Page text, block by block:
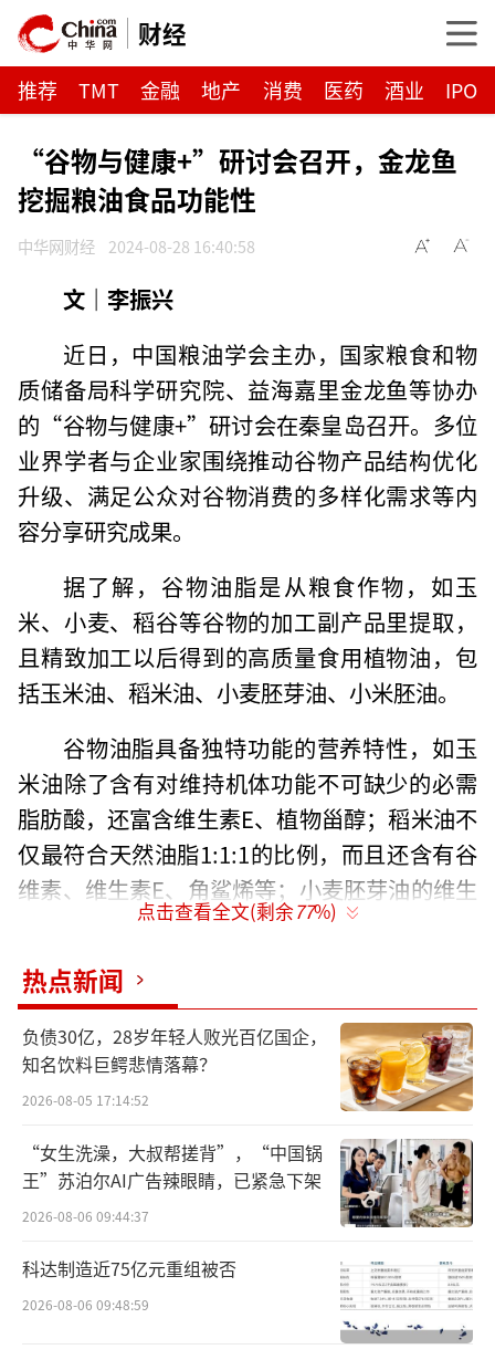
财经
推荐 TMT 金融 地产 消费 医药 酒业 IPO
“谷物与健康+”研讨会召开，金龙鱼
挖掘粮油食品功能性
中华网财经 2024-08-28 16:40:58
文｜李振兴
近日，中国粮油学会主办，国家粮食和物
质储备局科学研究院、益海嘉里金龙鱼等协办
的“谷物与健康+”研讨会在秦皇岛召开。多位
业界学者与企业家围绕推动谷物产品结构优化
升级、满足公众对谷物消费的多样化需求等内
容分享研究成果。
据了解，谷物油脂是从粮食作物，如玉
米、小麦、稻谷等谷物的加工副产品里提取，
且精致加工以后得到的高质量食用植物油，包
括玉米油、稻米油、小麦胚芽油、小米胚油。
谷物油脂具备独特功能的营养特性，如玉
米油除了含有对维持机体功能不可缺少的必需
脂肪酸，还富含维生素E、植物甾醇；稻米油不
仅最符合天然油脂1:1:1的比例，而且还含有谷
维素、维生素E、角鲨烯等；小麦胚芽油的维生
素E含量高；小米胚油也含有丰富的维生素E、
中国粮油学会理事长卢景波也提到，人们
食品消费结构从吃得饱向吃得好、吃得营养健
康加快转变，这也要求行业不断研发和开发更
多的安全、营养、健康的功能性产品。
点击查看全文(剩余77%)
热点新闻
负债30亿，28岁年轻人败光百亿国企，
知名饮料巨鳄悲情落幕？
2026-08-05 17:14:52
“女生洗澡，大叔帮搓背”，“中国锅
王”苏泊尔AI广告辣眼睛，已紧急下架
2026-08-06 09:44:37
科达制造近75亿元重组被否
2026-08-06 09:48:59